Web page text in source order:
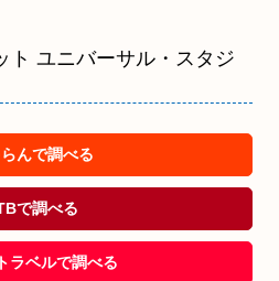
ト ユニバーサル・スタジ
らんで調べる
で調べる
ラベルで調べる